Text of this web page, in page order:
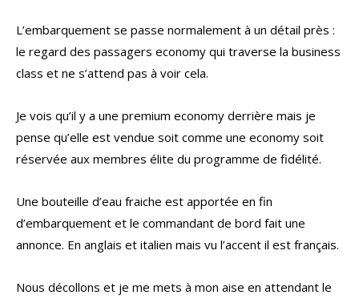
L’embarquement se passe normalement à un détail près :
le regard des passagers economy qui traverse la business
class et ne s’attend pas à voir cela.
Je vois qu’il y a une premium economy derrière mais je
pense qu’elle est vendue soit comme une economy soit
réservée aux membres élite du programme de fidélité.
Une bouteille d’eau fraiche est apportée en fin
d’embarquement et le commandant de bord fait une
annonce. En anglais et italien mais vu l’accent il est français.
Nous décollons et je me mets à mon aise en attendant le